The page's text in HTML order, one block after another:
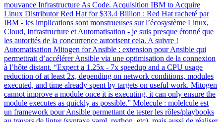
mouvance Infrastructure As Code. Acquisition IBM to Acquire
Linux Distributor Red Hat for $33.4 Billion : Red Hat racheté par
IBM - les implications sont monstrueuses sur l’écosystème Linux,
Cloud, Infrastructure et Automatisation - je suis presque étonné que
les autorités de la concurrence autorisent cela. A suivre !
Automatisation Mitogen for Ansible : extension pour Ansible qui
permettrait d’accélérer Ansible via une optimisation de la connexion
à l’hôte distant. “Expect a 1.25x - 7x speedup and a CPU usage
reduction of at least 2x, depending on network conditions, modules
executed, and time already spent by targets on useful work. Mitogen
cannot improve a module once it is executing, it can only ensure the
module executes as quickly as possible.” Molecule : molelcule est
un framework pour Ansible permettant de tester les rôles/playbooks